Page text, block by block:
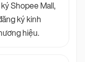
Shopee Mall,
ký kinh
hiệu.